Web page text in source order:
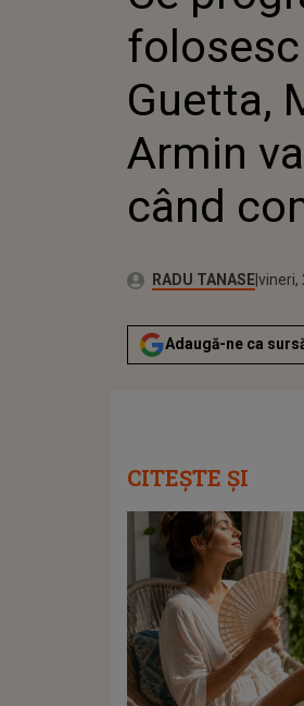
folosesc
Guetta,
Armin
când
Autor:RADU TANASEluni,
vineri,
Adaugă-ne ca
CITEȘTE ȘI